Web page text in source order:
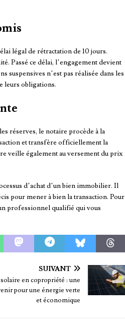
légal de rétractation de 10 jours.
Passé ce délai, l’engagement devient
n’est pas réalisée dans les
leurs obligations.
réserves, le notaire procède à la
et transfère officiellement la
veille également au versement du prix
d’achat d’un bien immobilier. Il
pour mener à bien la transaction. Pour
professionnel qualifié qui vous
SUIVANT
en copropriété : une
pour une énergie verte
et économique